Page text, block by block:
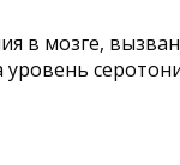
в мозге,